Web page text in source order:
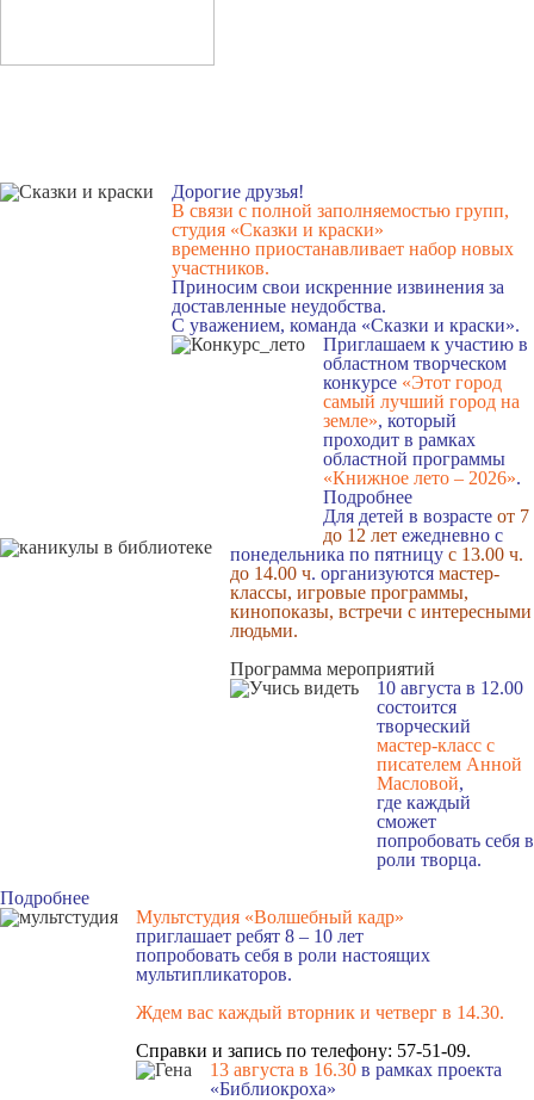
Дорогие друзья!
В связи с полной заполняемостью групп,
студия «Сказки и краски»
временно приостанавливает набор новых
участников.
Приносим свои искренние извинения за
доставленные неудобства.
С уважением, команда «Сказки и краски».
Приглашаем к участию в
областном творческом
конкурсе «Этот город
самый лучший город на
земле», который
проходит в рамках
областной программы
«Книжное лето – 2026».
Подробнее
Для детей в возрасте от 7
до 12 лет ежедневно с
понедельника по пятницу с 13.00 ч.
до 14.00 ч. организуются мастер-
классы, игровые программы,
кинопоказы, встречи с интересными
людьми.
Программа мероприятий
10 августа в 12.00
состоится
творческий
мастер-класс с
писателем Анной
Масловой,
где каждый
сможет
попробовать себя в
роли творца.
Подробнее
Мультстудия «Волшебный кадр»
приглашает ребят 8 – 10 лет
попробовать себя в роли настоящих
мультипликаторов.
Ждем вас каждый вторник и четверг в 14.30.
Справки и запись по телефону: 57-51-09.
13 августа в 16.30 в рамках проекта
«Библиокроха»